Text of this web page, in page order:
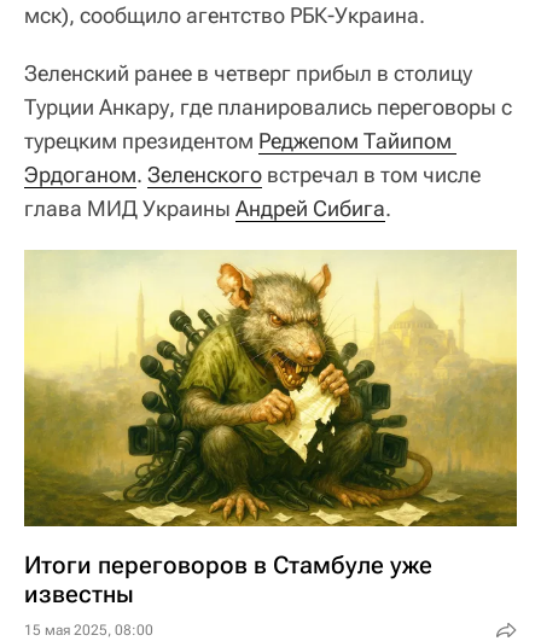
мск), сообщило агентство РБК-Украина.
Зеленский ранее в четверг прибыл в столицу
Турции Анкару, где планировались переговоры с
турецким президентом Реджепом Тайипом
Эрдоганом. Зеленского встречал в том числе
глава МИД Украины Андрей Сибига.
Итоги переговоров в Стамбуле уже
известны
15 мая 2025, 08:00